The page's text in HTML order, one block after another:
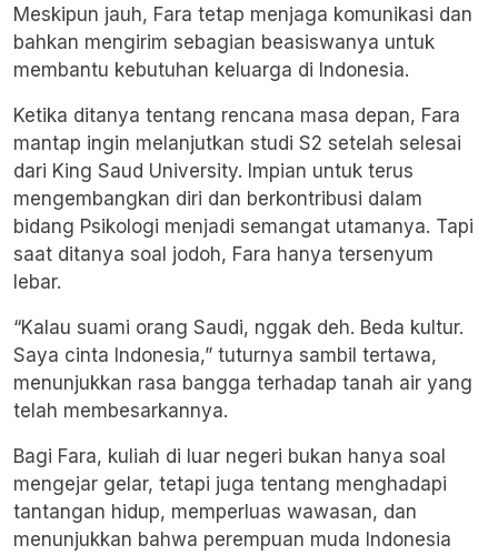
Meskipun jauh, Fara tetap menjaga komunikasi dan
bahkan mengirim sebagian beasiswanya untuk
membantu kebutuhan keluarga di Indonesia.
Ketika ditanya tentang rencana masa depan, Fara
mantap ingin melanjutkan studi S2 setelah selesai
dari King Saud University. Impian untuk terus
mengembangkan diri dan berkontribusi dalam
bidang Psikologi menjadi semangat utamanya. Tapi
saat ditanya soal jodoh, Fara hanya tersenyum
lebar.
“Kalau suami orang Saudi, nggak deh. Beda kultur.
Saya cinta Indonesia,” tuturnya sambil tertawa,
menunjukkan rasa bangga terhadap tanah air yang
telah membesarkannya.
Bagi Fara, kuliah di luar negeri bukan hanya soal
mengejar gelar, tetapi juga tentang menghadapi
tantangan hidup, memperluas wawasan, dan
menunjukkan bahwa perempuan muda Indonesia